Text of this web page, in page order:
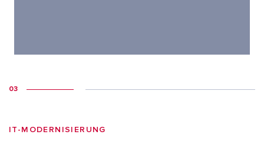
03
IT-MODERNISIERUNG